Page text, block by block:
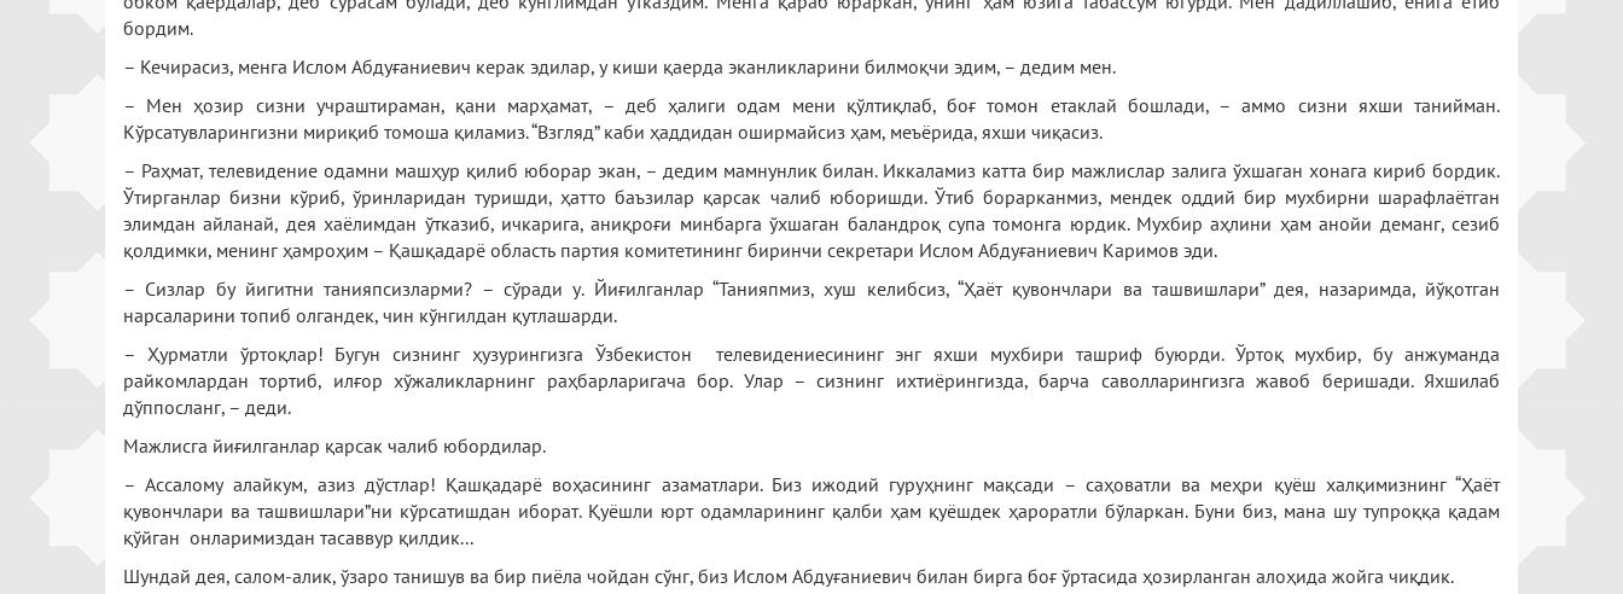
бордим.
– Кечирасиз, менга Ислом Абдуғаниевич керак эдилар, у киши қаерда эканликларини билмоқчи эдим, – дедим мен.
– Мен ҳозир сизни учраштираман, қани марҳамат, – деб ҳалиги одам мени қўлтиқлаб, боғ томон етаклай бошлади, – аммо сизни яхши танийман.
Кўрсатувларингизни мириқиб томоша қиламиз. “Взгляд” каби ҳаддидан оширмайсиз ҳам, меъёрида, яхши чиқасиз.
– Раҳмат, телевидение одамни машҳур қилиб юборар экан, – дедим мамнунлик билан. Иккаламиз катта бир мажлислар залига ўхшаган хонага кириб бордик.
Ўтирганлар бизни кўриб, ўринларидан туришди, ҳатто баъзилар қарсак чалиб юборишди. Ўтиб борарканмиз, мендек оддий бир мухбирни шарафлаётган
элимдан айланай, дея хаёлимдан ўтказиб, ичкарига, аниқроғи минбарга ўхшаган баландроқ супа томонга юрдик. Мухбир аҳлини ҳам анойи деманг, сезиб
қолдимки, менинг ҳамроҳим – Қашқадарё область партия комитетининг биринчи секретари Ислом Абдуғаниевич Каримов эди.
– Сизлар бу йигитни танияпсизларми? – сўради у. Йиғилганлар “Танияпмиз, хуш келибсиз, “Ҳаёт қувончлари ва ташвишлари” дея, назаримда, йўқотган
нарсаларини топиб олгандек, чин кўнгилдан қутлашарди.
– Ҳурматли ўртоқлар! Бугун сизнинг ҳузурингизга Ўзбекистон телевидениесининг энг яхши мухбири ташриф буюрди. Ўртоқ мухбир, бу анжуманда
райкомлардан тортиб, илғор хўжаликларнинг раҳбарларигача бор. Улар – сизнинг ихтиёрингизда, барча саволларингизга жавоб беришади. Яхшилаб
дўппосланг, – деди.
Мажлисга йиғилганлар қарсак чалиб юбордилар.
– Ассалому алайкум, азиз дўстлар! Қашқадарё воҳасининг азаматлари. Биз ижодий гуруҳнинг мақсади – саҳоватли ва меҳри қуёш халқимизнинг “Ҳаёт
қувончлари ва ташвишлари”ни кўрсатишдан иборат. Қуёшли юрт одамларининг қалби ҳам қуёшдек ҳароратли бўларкан. Буни биз, мана шу тупроққа қадам
қўйган онларимиздан тасаввур қилдик...
Шундай дея, салом-алик, ўзаро танишув ва бир пиёла чойдан сўнг, биз Ислом Абдуғаниевич билан бирга боғ ўртасида ҳозирланган алоҳида жойга чиқдик.